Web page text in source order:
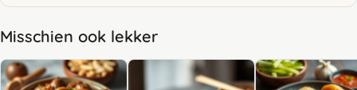
Misschien ook lekker